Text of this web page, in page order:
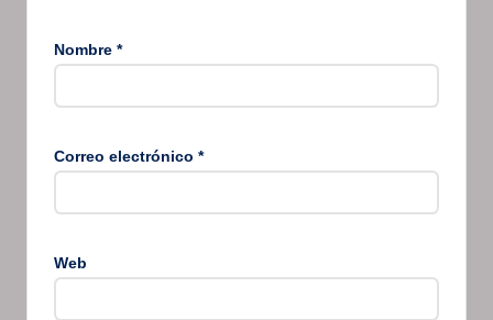
Nombre *
Correo electrónico *
Web